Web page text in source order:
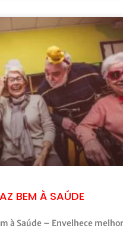
BEM À SAÚDE
à Saúde – Envelhece melhor